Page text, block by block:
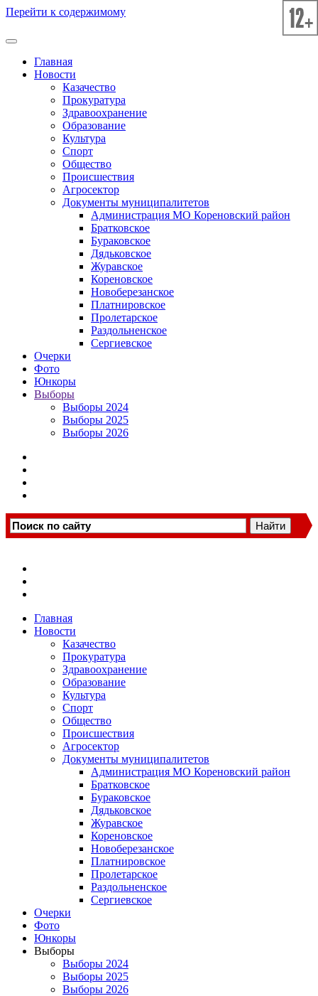
Перейти к содержимому
Главная
Новости
Казачество
Прокуратура
Здравоохранение
Образование
Культура
Спорт
Общество
Происшествия
Агросектор
Документы муниципалитетов
Администрация МО Кореновский район
Братковское
Бураковское
Дядьковское
Журавское
Кореновское
Новоберезанское
Платнировское
Пролетарское
Раздольненское
Сергиевское
Очерки
Фото
Юнкоры
Выборы
Выборы 2024
Выборы 2025
Выборы 2026
Главная
Новости
Казачество
Прокуратура
Здравоохранение
Образование
Культура
Спорт
Общество
Происшествия
Агросектор
Документы муниципалитетов
Администрация МО Кореновский район
Братковское
Бураковское
Дядьковское
Журавское
Кореновское
Новоберезанское
Платнировское
Пролетарское
Раздольненское
Сергиевское
Очерки
Фото
Юнкоры
Выборы
Выборы 2024
Выборы 2025
Выборы 2026